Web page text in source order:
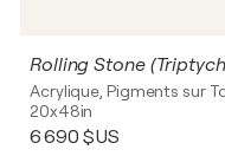
Rolling Stone
Acrylique, Pigments sur
20x48in
6 690 $US